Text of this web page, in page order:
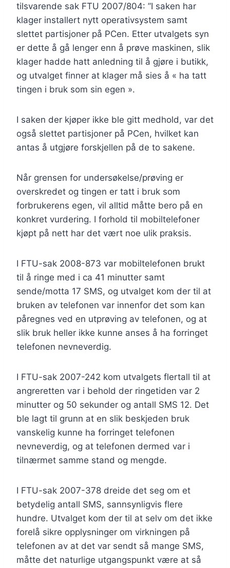
tilsvarende sak FTU 2007/804: ”I saken har
klager installert nytt operativsystem samt
slettet partisjoner på PCen. Etter utvalgets syn
er dette å gå lenger enn å prøve maskinen, slik
klager hadde hatt anledning til å gjøre i butikk,
og utvalget finner at klager må sies å « ha tatt
tingen i bruk som sin egen ».
I saken der kjøper ikke ble gitt medhold, var det
også slettet partisjoner på PCen, hvilket kan
antas å utgjøre forskjellen på de to sakene.
Når grensen for undersøkelse/prøving er
overskredet og tingen er tatt i bruk som
forbrukerens egen, vil alltid måtte bero på en
konkret vurdering. I forhold til mobiltelefoner
kjøpt på nett har det vært noe ulik praksis.
I FTU-sak 2008-873 var mobiltelefonen brukt
til å ringe med i ca 41 minutter samt
sende/motta 17 SMS, og utvalget kom der til at
bruken av telefonen var innenfor det som kan
påregnes ved en utprøving av telefonen, og at
slik bruk heller ikke kunne anses å ha forringet
telefonen nevneverdig.
I FTU-sak 2007-242 kom utvalgets flertall til at
angreretten var i behold der ringetiden var 2
minutter og 50 sekunder og antall SMS 12. Det
ble lagt til grunn at en slik beskjeden bruk
vanskelig kunne ha forringet telefonen
nevneverdig, og at telefonen dermed var i
tilnærmet samme stand og mengde.
I FTU-sak 2007-378 dreide det seg om et
betydelig antall SMS, sannsynligvis flere
hundre. Utvalget kom der til at selv om det ikke
forelå sikre opplysninger om virkningen på
telefonen av at det var sendt så mange SMS,
måtte det naturlige utgangspunkt være at så